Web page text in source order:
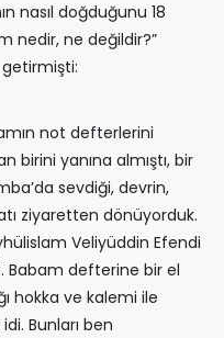
nasıl doğduğunu 18
nedir, ne değildir?”
getirmişti:
not defterlerini
birini yanına almıştı, bir
sevdiği, devrin,
ziyaretten dönüyorduk.
Veliyüddin Efendi
Babam defterine bir el
hokka ve kalemi ile
Bunları ben